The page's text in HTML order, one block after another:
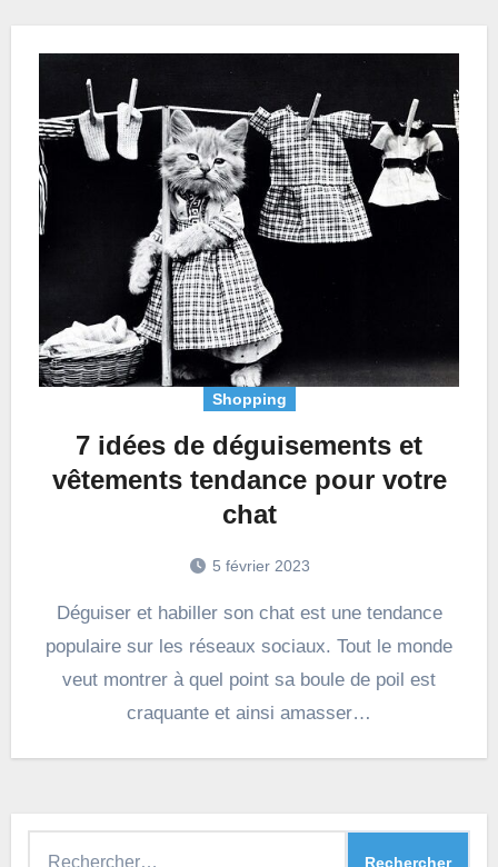
Shopping
7 idées de déguisements et
vêtements tendance pour votre
chat
5 février 2023
Déguiser et habiller son chat est une tendance
populaire sur les réseaux sociaux. Tout le monde
veut montrer à quel point sa boule de poil est
craquante et ainsi amasser…